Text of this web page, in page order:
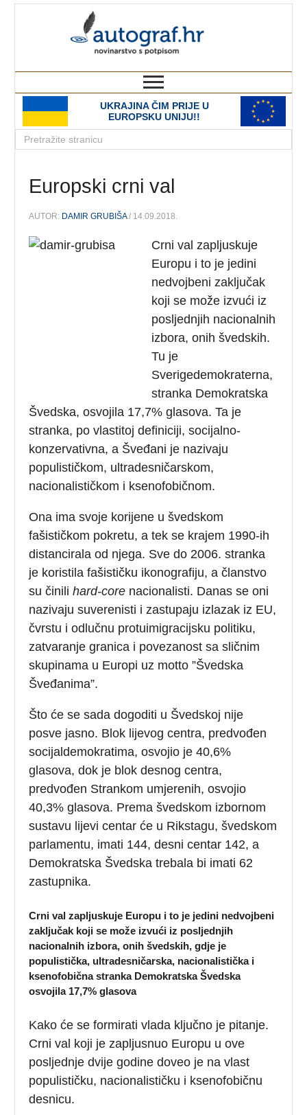
UKRAJINA ČIM PRIJE U
EUROPSKU UNIJU!!
Europski crni val
AUTOR: DAMIR GRUBIŠA/ 14.09.2018.
Crni val zapljuskuje
Europu i to je jedini
nedvojbeni zaključak
koji se može izvući iz
posljednjih nacionalnih
izbora, onih švedskih.
Tu je
Sverigedemokraterna,
stranka Demokratska
Švedska, osvojila 17,7% glasova. Ta je
stranka, po vlastitoj definiciji, socijalno-
konzervativna, a Šveđani je nazivaju
populističkom, ultradesničarskom,
nacionalističkom i ksenofobičnom.
Ona ima svoje korijene u švedskom
fašističkom pokretu, a tek se krajem 1990-ih
distancirala od njega. Sve do 2006. stranka
je koristila fašističku ikonografiju, a članstvo
su činilihard-core nacionalisti. Danas se oni
nazivaju suverenisti i zastupaju izlazak iz EU,
čvrstu i odlučnu protuimigracijsku politiku,
zatvaranje granica i povezanost sa sličnim
skupinama u Europi uz motto ”Švedska
Šveđanima”.
Što će se sada dogoditi u Švedskoj nije
posve jasno. Blok lijevog centra, predvođen
socijaldemokratima, osvojio je 40,6%
glasova, dok je blok desnog centra,
predvođen Strankom umjerenih, osvojio
40,3% glasova. Prema švedskom izbornom
sustavu lijevi centar će u Rikstagu, švedskom
parlamentu, imati 144, desni centar 142, a
Demokratska Švedska trebala bi imati 62
zastupnika.
Crni val zapljuskuje Europu i to je jedini nedvojbeni
zaključak koji se može izvući iz posljednjih
nacionalnih izbora, onih švedskih, gdje je
populistička, ultradesničarska, nacionalistička i
ksenofobična stranka Demokratska Švedska
osvojila 17,7% glasova
Kako će se formirati vlada ključno je pitanje.
Crni val koji je zapljusnuo Europu u ove
posljednje dvije godine doveo je na vlast
populističku, nacionalističku i ksenofobičnu
desnicu.